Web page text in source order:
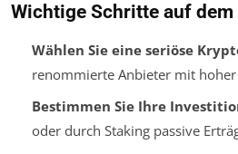
Wichtige Schritte auf
Wählen Sie eine seriöse
renommierte Anbieter mit hoher
Bestimmen Sie Ihre
oder durch Staking passive